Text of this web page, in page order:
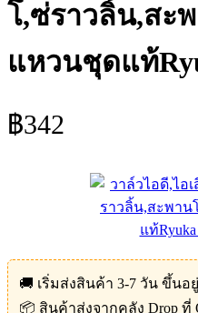
โ,ซ่ราวลิ้น,สะ
แหวนชุดแท้
฿342
🚚 เริ่มส่งสินค้า 3-7 วัน ขึ้น
📦 สินค้าส่งจากคลัง Drop ที่